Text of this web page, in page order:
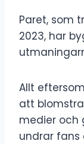
Paret, som
2023, har
Allt
att
medier och
undrar